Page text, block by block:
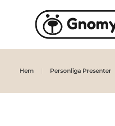
Skip to main content
Hem Personliga Presenter